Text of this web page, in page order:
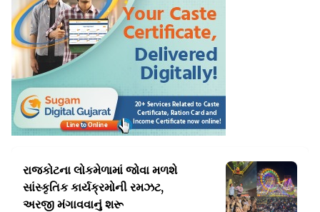
રાજકોટના લોકમેળામાં જોવા મળશે
સાંસ્કૃતિકકાર્યક્રમોની રમઝટ,
અરજી મંગાવવાનું શરૂ